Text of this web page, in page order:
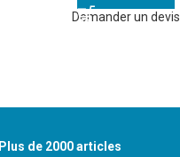
Demander un devis
Plus de 2000 articles